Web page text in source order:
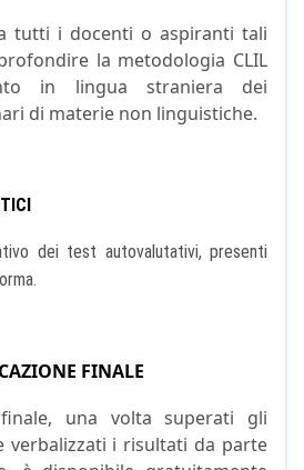
tutti i docenti o aspiranti tali
la metodologia CLIL
in lingua straniera dei
di materie non linguistiche.
dei test autovalutativi, presenti
FINALE
una volta superati gli
verbalizzati i risultati da parte